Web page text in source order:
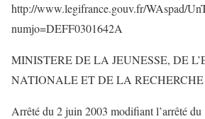
http://www.legifrance.gouv.fr/WAspad/
numjo=DEFF0301642A
MINISTERE DE LA JEUNESSE, DE
NATIONALE ET DE LA RECHERCHE
Arrêté du 2 juin 2003 modifiant l’arrêté